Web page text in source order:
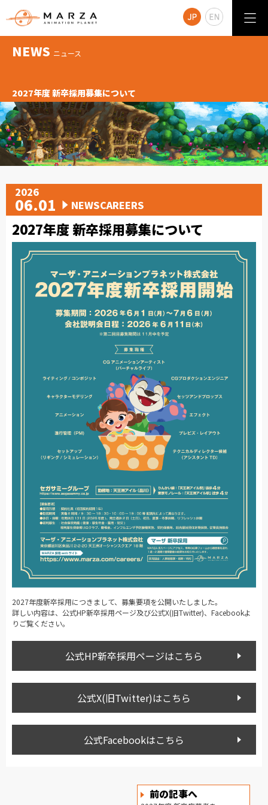
NEWS ニュース
2027年度 新卒採用募集について
2026
06.01 NEWSCAREERS
2027年度 新卒採用募集について
2027年度新卒採用につきまして、募集要項を公開いたしました。
詳しい内容は、公式HP新卒採用ページ及び公式X(旧Twitter)、Facebookよ
りご覧ください。
公式HP新卒採用ページはこちら
公式X(旧Twitter)はこちら
公式Facebookはこちら
前の記事へ